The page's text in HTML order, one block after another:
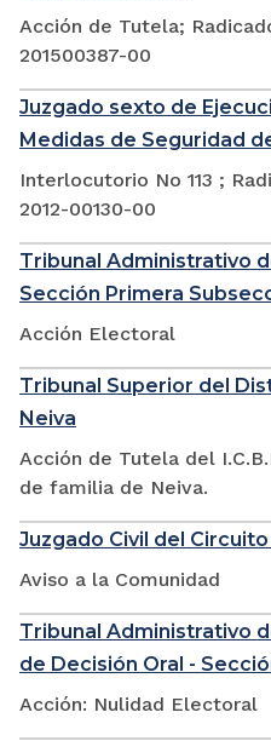
Acción de Tutela;
201500387-00
Juzgado sexto de
Medidas de Seguridad
Interlocutorio No 113 ;
2012-00130-00
Tribunal Administrativo
Sección Primera
Acción Electoral
Tribunal Superior del
Neiva
Acción de Tutela del
de familia de Neiva.
Juzgado Civil del
Aviso a la Comunidad
Tribunal Administrativo
de Decisión Oral -
Acción: Nulidad Electoral